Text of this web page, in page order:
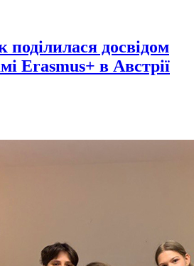
досвідом
Erasmus+ в Австрії